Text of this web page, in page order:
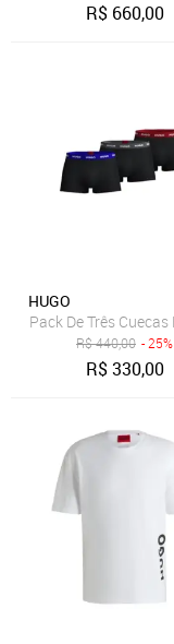
R$ 660,00
HUGO
Pack De Três
R$440,00 - 25%
R$330,00